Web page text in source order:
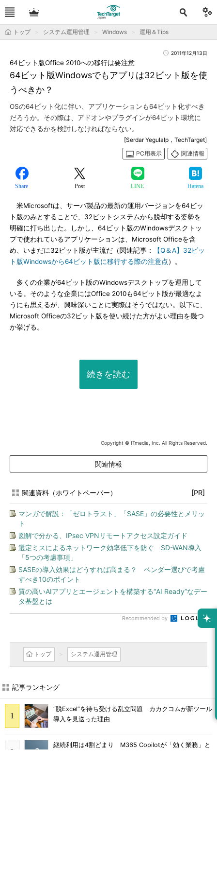
トップ システム運用管理 Windows 運用＆Tips
2011年12月13日
64ビット版Windowsでもアプリは32ビット版を使
うべきか？
64ビット版Office 2010への移行は要注意
OSの64ビット化に伴い、アプリケーションも64ビット化すべき
だろうか。その際は、アドオンやプラグインが64ビット環境に
対応できるかを検討しなければならない。
[Serdar Yegulalp，TechTarget]
PC用表示
関連情報
Share Post LINE Hatena
米Microsoftは、サーバ製品の最新の運用バージョンを64ビッ
ト版のみとすることで、32ビットシステムから脱却する姿勢を
明確に打ち出した。しかし、64ビット版のWindowsデスクトッ
プで使われているアプリケーションは、Microsoft Officeを含
め、いまだに32ビット版が主流だ（関連記事：
【Q＆A】32ビッ
ト版Windowsから64ビット版に移行する際の注意点）。
多くの企業が64ビット版のWindowsデスクトップを運用して
いる。そのような企業にはOffice 2010も64ビット版が最適なよ
うにも思えるが、興味深いことに実際はそうではない。以下に、
Microsoft Officeの32ビット版を使い続けた方がよい理由を幾つ
か挙げる。
続きを読む
Copyright © ITmedia, Inc. All Rights Reserved.
関連情報
関連資料（ホワイトペーパー） [PR]
マンガで解説：「ゼロトラスト」「SASE」の必要性とメリッ
ト
図解で分かる、IPsec VPNリモートアクセス設定ガイド
選定ミスによるネットワーク効率低下を防ぐ SD-WAN導入
「5つの考慮事項」
SASEの導入効果はどうすれば高まる？ ベンダー選びで考慮
すべき10のポイント
質の高いAIアプリとエージェントを構築する“AI Ready”なデー
タ基盤とは
Recommended by
トップ システム運用管理
記事ランキング
“脱Excel”を待ち受ける乱立問題 カカクコムが新ツール
導入を見送った理由
継続利用は4割どまり M365 Copilotが「効く業務」と